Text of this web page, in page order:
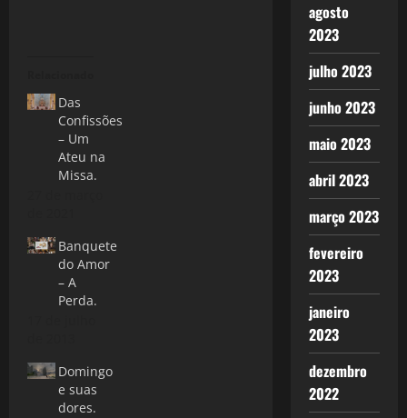
Das
Confissões
– Um
Ateu na
Missa.
Banquete
do Amor
– A
Perda.
Domingo
e suas
dores.
agosto
2023
julho 2023
junho 2023
maio 2023
abril 2023
março 2023
fevereiro
2023
janeiro
2023
dezembro
2022